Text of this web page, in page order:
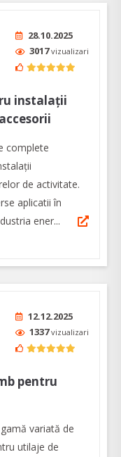
28.10.2025
3017vizualizari
instalații
complete
de activitate.
aplicatii în
ener...
12.12.2025
1337vizualizari
pentru
variată de
utilaje de